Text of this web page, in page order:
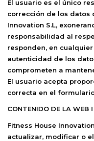
El usuario es el único
corrección de los datos
Innovation S.L,
responsabilidad al
responden, en
autenticidad de los
comprometen a
El usuario acepta
correcta en el
CONTENIDO DE LA WEB
Fitness House
actualizar, modificar o